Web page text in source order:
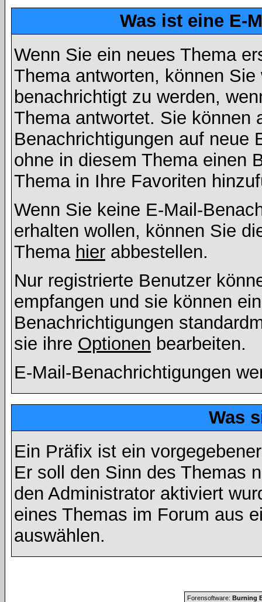
Was ist eine E-
Wenn Sie ein neues Thema
Thema antworten, können
benachrichtigt zu werden,
Thema antwortet. Sie können
Benachrichtigungen auf neue
ohne in diesem Thema einen
Thema in Ihre Favoriten
Wenn Sie keine E-Mail-
erhalten wollen, können Sie
Thema hier abbestellen.
Nur registrierte Benutzer
empfangen und sie können
Benachrichtigungen
sie ihre Optionen bearbeiten.
E-Mail-Benachrichtigungen
Was
Ein Präfix ist ein
Er soll den Sinn des Themas
den Administrator aktiviert
eines Themas im Forum aus
auswählen.
Forensoftware: Burning